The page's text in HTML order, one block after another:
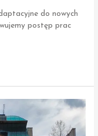
do nowych
postęp prac